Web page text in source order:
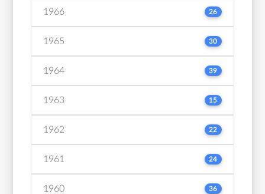
1966 26
1965 30
1964 39
1963 15
1962 22
1961 24
1960 36